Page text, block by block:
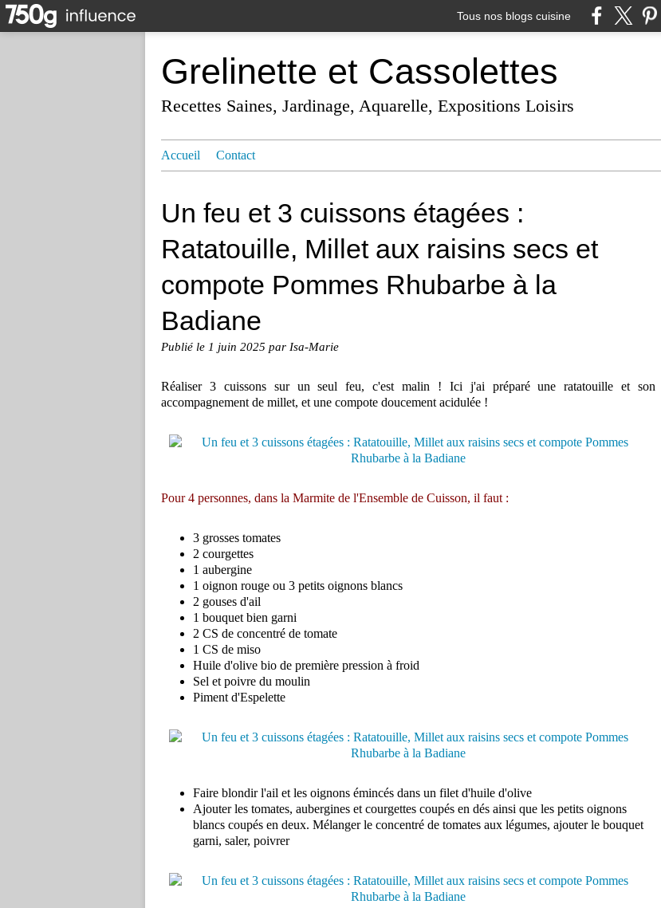
Tous nos blogs cuisine
Grelinette et Cassolettes
Recettes Saines, Jardinage, Aquarelle, Expositions Loisirs
Accueil Contact
Un feu et 3 cuissons étagées :
Ratatouille, Millet aux raisins secs et
compote Pommes Rhubarbe à la
Badiane
Publié le 1 juin 2025 par Isa-Marie
Réaliser 3 cuissons sur un seul feu, c'est malin ! Ici j'ai préparé une ratatouille et son
accompagnement de millet, et une compote doucement acidulée !
Pour 4 personnes, dans la Marmite de l'Ensemble de Cuisson, il faut :
3 grosses tomates
2 courgettes
1 aubergine
1 oignon rouge ou 3 petits oignons blancs
2 gouses d'ail
1 bouquet bien garni
2 CS de concentré de tomate
1 CS de miso
Huile d'olive bio de première pression à froid
Sel et poivre du moulin
Piment d'Espelette
Faire blondir l'ail et les oignons émincés dans un filet d'huile d'olive
Ajouter les tomates, aubergines et courgettes coupés en dés ainsi que les petits oignons
blancs coupés en deux. Mélanger le concentré de tomates aux légumes, ajouter le bouquet
garni, saler, poivrer